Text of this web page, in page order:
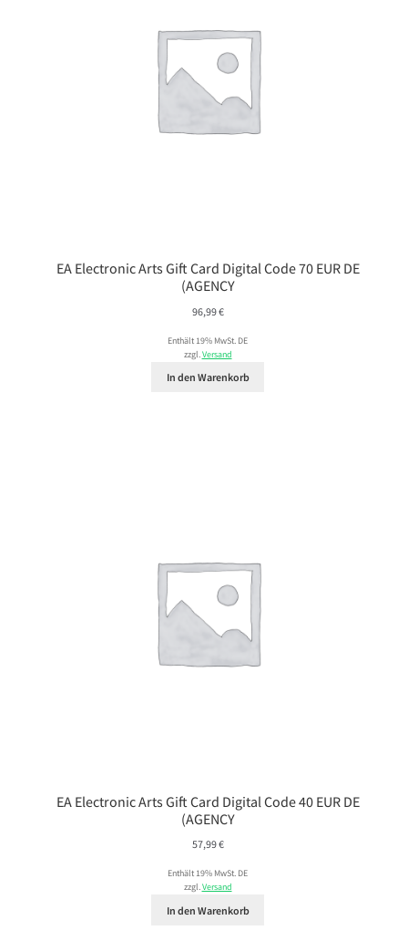
EA Electronic Arts Gift Card Digital Code 70 EUR DE
(AGENCY
96,99€
Enthält 19% MwSt. DE
zzgl.Versand
In den Warenkorb
EA Electronic Arts Gift Card Digital Code 40 EUR DE
(AGENCY
57,99€
Enthält 19% MwSt. DE
zzgl.Versand
In den Warenkorb